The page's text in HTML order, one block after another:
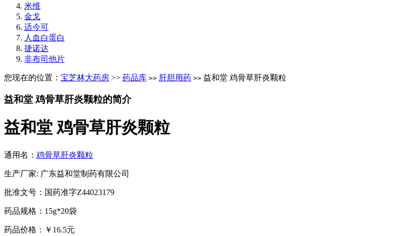
米维
金戈
适今可
人血白蛋白
捷诺达
非布司他片
您现在的位置： 宝芝林大药房 >> 药品库 >> 肝胆用药 >> 益和堂 鸡骨草肝炎颗粒
益和堂 鸡骨草肝炎颗粒的简介
益和堂 鸡骨草肝炎颗粒
通用名： 鸡骨草肝炎颗粒
生产厂家: 广东益和堂制药有限公司
批准文号：国药准字Z44023179
药品规格：15g*20袋
药品价格：￥16.5元